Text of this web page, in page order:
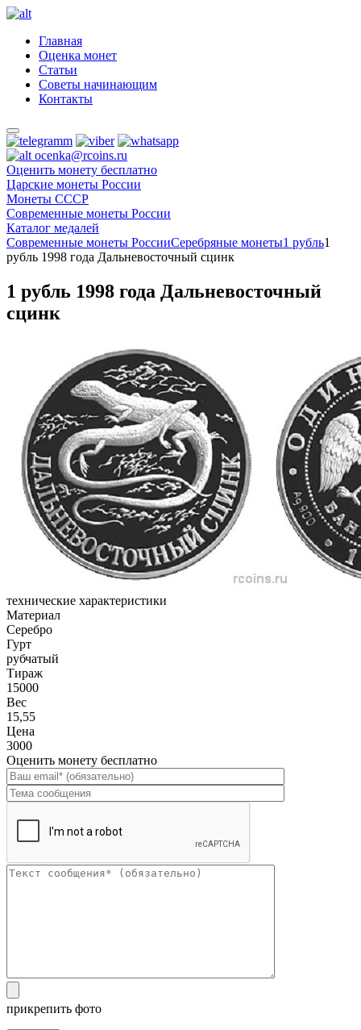
Главная
Оценка монет
Статьи
Советы начинающим
Контакты
ocenka@rcoins.ru
Оценить монету бесплатно
Царские монеты России
Монеты СССР
Современные монеты России
Каталог медалей
Современные монеты РоссииСеребряные монеты1 рубль1
рубль 1998 года Дальневосточный сцинк
1 рубль 1998 года Дальневосточный
сцинк
технические характеристики
Материал
Серебро
Гурт
рубчатый
Тираж
15000
Вес
15,55
Цена
3000
Оценить монету бесплатно
прикрепить фото